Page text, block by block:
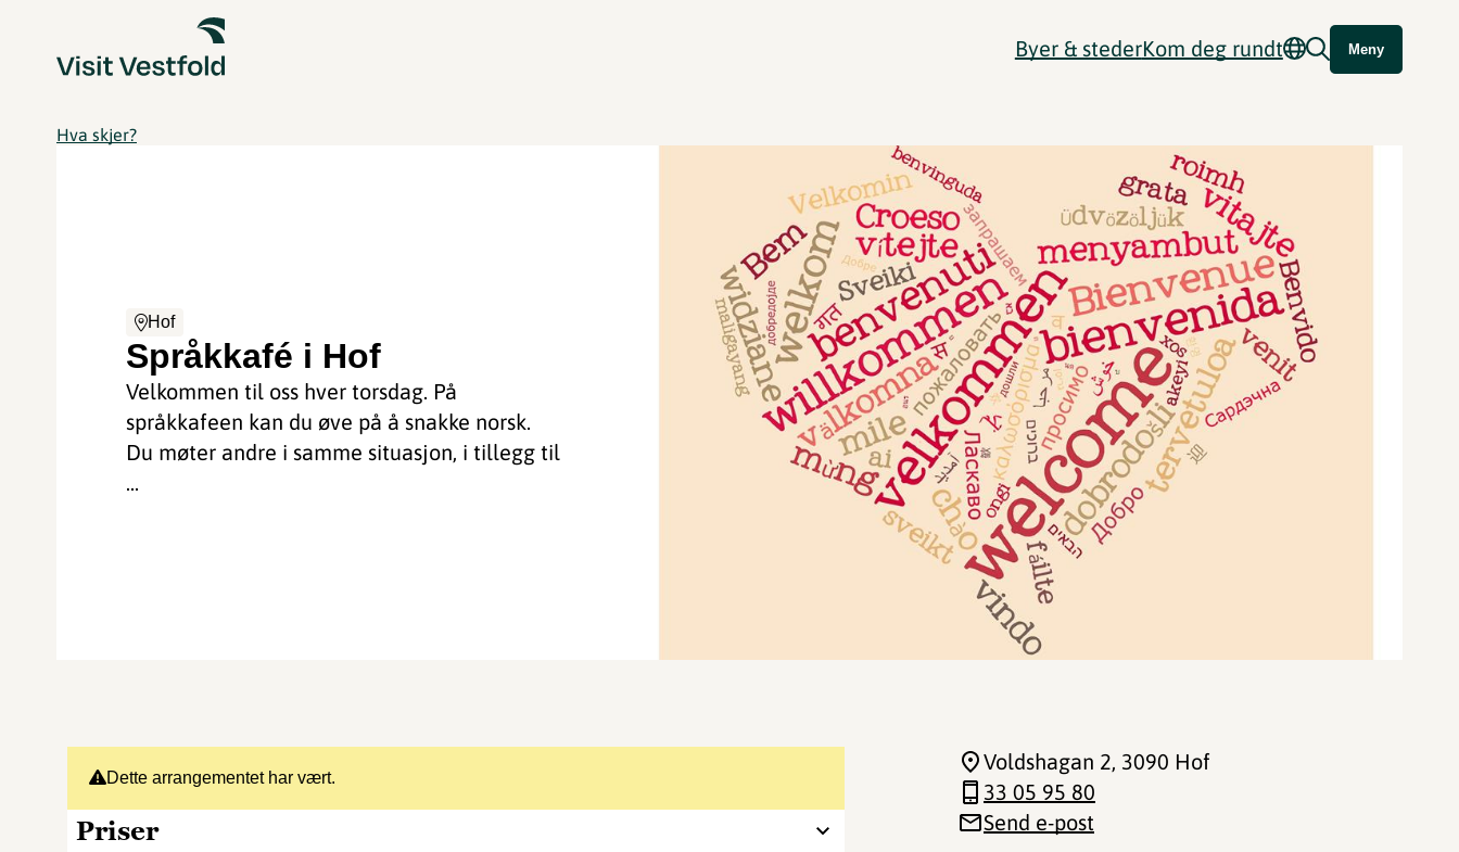
Byer & stederKom deg rundt Meny
Hva skjer?
Hof
Språkkafé i Hof
Velkommen til oss hver torsdag. På
språkkafeen kan du øve på å snakke norsk.
Du møter andre i samme situasjon, i tillegg til
...
Dette arrangementet har vært.
Priser
Voldshagan 2, 3090 Hof
33 05 95 80
Send e-post